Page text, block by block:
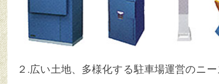
２.広い土地、多様化する駐車場運営のニ